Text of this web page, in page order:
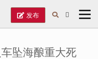
发布
坠海酿重大死